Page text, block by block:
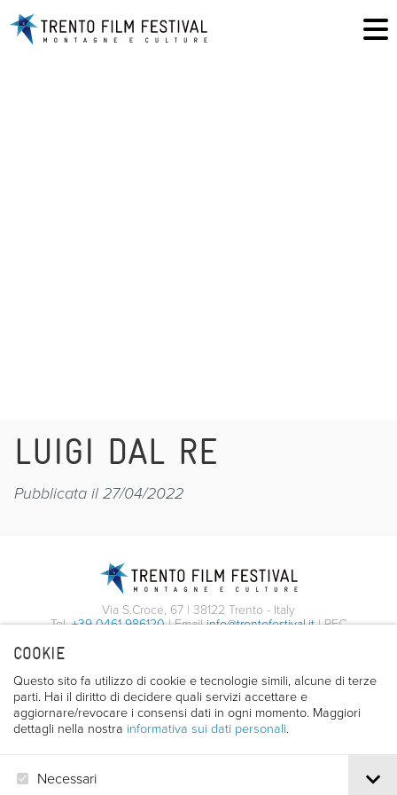
COOKIE
Questo sito fa utilizzo di cookie e tecnologie simili, alcune di terze
parti. Hai il diritto di decidere quali servizi accettare e
aggiornare/revocare i consensi dati in ogni momento. Maggiori
dettagli nella nostra informativa sui dati personali.
Necessari
LUIGI DAL RE
Pubblicata il 27/04/2022
Via S.Croce, 67 | 38122 Trento - Italy
Tel.+39 0461 986120| Emailinfo@trentofestival.it| PEC